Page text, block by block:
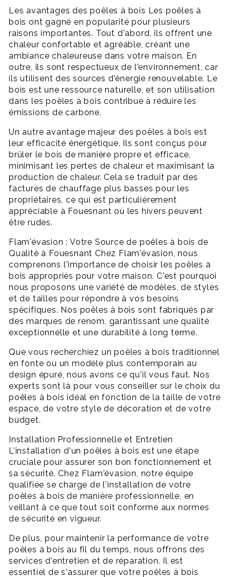
Les avantages des poêles à bois Les poêles à
bois ont gagné en popularité pour plusieurs
raisons importantes. Tout d'abord, ils offrent une
chaleur confortable et agréable, créant une
ambiance chaleureuse dans votre maison. En
outre, ils sont respectueux de l'environnement, car
ils utilisent des sources d'énergie renouvelable. Le
bois est une ressource naturelle, et son utilisation
dans les poêles à bois contribue à réduire les
émissions de carbone.
Un autre avantage majeur des poêles à bois est
leur efficacité énergétique. Ils sont conçus pour
brûler le bois de manière propre et efficace,
minimisant les pertes de chaleur et maximisant la
production de chaleur. Cela se traduit par des
factures de chauffage plus basses pour les
propriétaires, ce qui est particulièrement
appréciable à Fouesnant où les hivers peuvent
être rudes.
Flam'évasion : Votre Source de poêles à bois de
Qualité à Fouesnant Chez Flam'évasion, nous
comprenons l'importance de choisir les poêles à
bois appropriés pour votre maison. C'est pourquoi
nous proposons une variété de modèles, de styles
et de tailles pour répondre à vos besoins
spécifiques. Nos poêles à bois sont fabriqués par
des marques de renom, garantissant une qualité
exceptionnelle et une durabilité à long terme.
Que vous recherchiez un poêles à bois traditionnel
en fonte ou un modèle plus contemporain au
design épuré, nous avons ce qu'il vous faut. Nos
experts sont là pour vous conseiller sur le choix du
poêles à bois idéal en fonction de la taille de votre
espace, de votre style de décoration et de votre
budget.
Installation Professionnelle et Entretien
L'installation d'un poêles à bois est une étape
cruciale pour assurer son bon fonctionnement et
sa sécurité. Chez Flam'évasion, notre équipe
qualifiée se charge de l'installation de votre
poêles à bois de manière professionnelle, en
veillant à ce que tout soit conforme aux normes
de sécurité en vigueur.
De plus, pour maintenir la performance de votre
poêles à bois au fil du temps, nous offrons des
services d'entretien et de réparation. Il est
essentiel de s'assurer que votre poêles à bois